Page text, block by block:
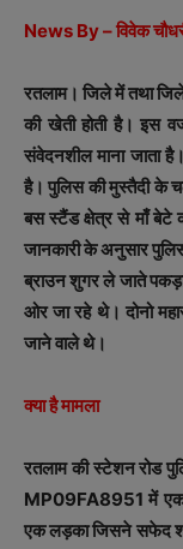
News By – विवेक
रतलाम। जिले में तथा
की खेती होती है। इस
संवेदनशील माना जाता
है। पुलिस की मुस्तैदी के
बस स्टैंड क्षेत्र से माँ बेटे
जानकारी के अनुसार
ब्राउन शुगर ले जाते
ओर जा रहे थे। दोनो
जाने वाले थे।
क्या है मामला
रतलाम की स्टेशन रोड
MP09FA8951 में एक
एक लड़का जिसने सफेद